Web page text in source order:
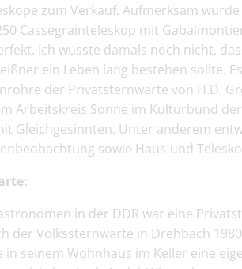
zum Verkauf. Aufmerksam
Cassegrainteleskop mit
Ich wusste damals noch nicht,
ein Leben lang bestehen sollte.
der Privatsternwarte von H.D.
Arbeitskreis Sonne im Kulturbund
Gleichgesinnten. Unter anderem
sowie Haus-und
in der DDR war eine
der Volkssternwarte in Drehbach
seinem Wohnhaus im Keller eine